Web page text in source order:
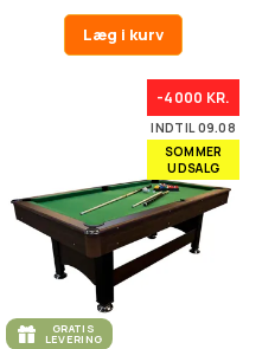
Læg i kurv
-4000 KR.
INDTIL 09.08
SOMMER
UDSALG
GRATIS
LEVERING